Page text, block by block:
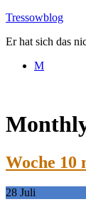
Skip
content
Tressowblog
Er hat sich das
Woche 10
28 Juli